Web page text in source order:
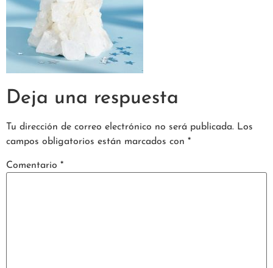
Deja una respuesta
Tu dirección de correo electrónico no será publicada. Los
campos obligatorios están marcados con *
Comentario *